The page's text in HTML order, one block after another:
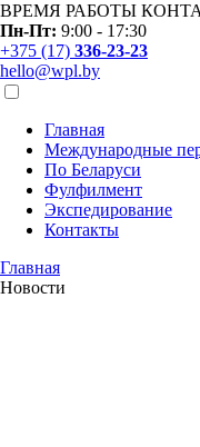
ВРЕМЯ РАБОТЫ
Пн-Пт: 9:00 - 17:30
+375 (17) 336-23-23
hello@wpl.by
Главная
Международные
По Беларуси
Фулфилмент
Экспедирование
Контакты
Главная
Новости